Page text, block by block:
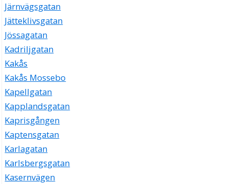
Järnvägsgatan
Jätteklivsgatan
Jössagatan
Kadriljgatan
Kakås
Kakås Mossebo
Kapellgatan
Kapplandsgatan
Kaprisgången
Kaptensgatan
Karlagatan
Karlsbergsgatan
Kasernvägen